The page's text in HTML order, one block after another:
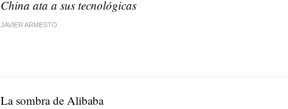
China ata a sus tecnológicas
JAVIER ARMESTO
La sombra de Alibaba